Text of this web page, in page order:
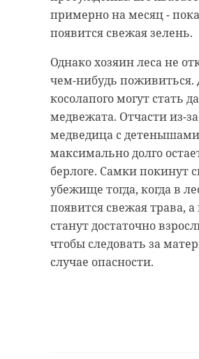
примерно на месяц -
появится свежая зелень.
Однако хозяин леса не
чем-нибудь поживиться.
косолапого могут стать
медвежата. Отчасти из-за
медведица с детенышами
максимально долго
берлоге. Самки покинут
убежище тогда, когда в
появится свежая трава,
станут достаточно
чтобы следовать за
случае опасности.
перекрывалось. В
момент все последствия
ликвидированы.
В аварии на
трассе
«Петербург -
Псков»
два человека
В ночь на пятницу, 17
километре трассы «Санкт-